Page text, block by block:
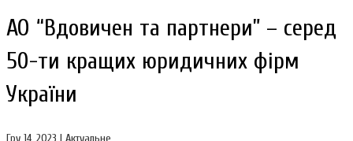
АО “Вдовичен та партнери” – серед
50-ти кращих юридичних фірм
України
Гру 14, 2023 | Актуальне